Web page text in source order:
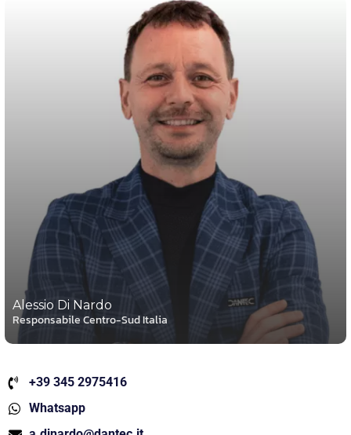
Alessio Di Nardo
Responsabile Centro-Sud Italia
+39 345 2975416
Whatsapp